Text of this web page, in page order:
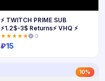
⚡️ TWITCH PRIME SUB
⚡️1.2$-3$ Returns⚡️ VHQ ⚡️
★★★★★ 0
₽15
10%